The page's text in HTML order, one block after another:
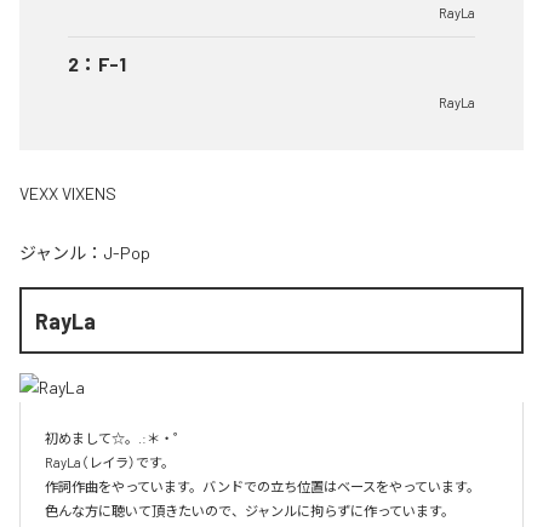
RayLa
2 ： F-1
RayLa
VEXX VIXENS
ジャンル： J-Pop
RayLa
初めまして☆。.:＊・゜
RayLa（レイラ）です。
作詞作曲をやっています。バンドでの立ち位置はベースをやっています。
色んな方に聴いて頂きたいので、ジャンルに拘らずに作っています。